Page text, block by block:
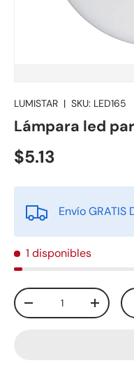
LUMISTAR | SKU: LED165
Lámpara led
$5.13
Envío GRATIS
1 disponibles
Cant.
-
+